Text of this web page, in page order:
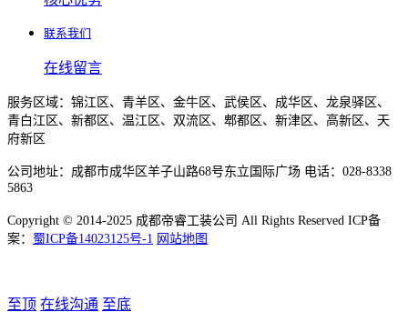
联系我们
在线留言
服务区域：锦江区、青羊区、金牛区、武侯区、成华区、龙泉驿区、
青白江区、新都区、温江区、双流区、郫都区、新津区、高新区、天
府新区
公司地址：成都市成华区羊子山路68号东立国际广场 电话：028-8338
5863
Copyright © 2014-2025 成都帝睿工装公司 All Rights Reserved ICP备
案： 蜀ICP备14023125号-1 网站地图
至顶 在线沟通 至底